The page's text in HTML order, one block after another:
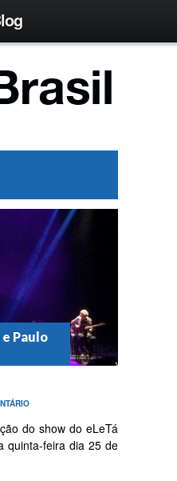
e Paulo
do show do eLeTá
quinta-feira dia 25 de